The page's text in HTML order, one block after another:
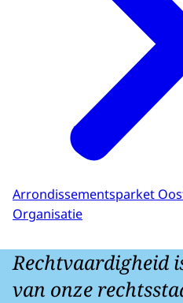
Arrondissementsparket
Organisatie
Rechtvaardigheid
van onze